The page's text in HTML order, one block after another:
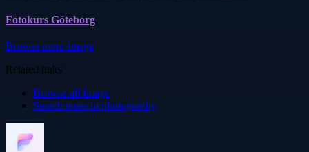
Fotokurs Göteborg
Browse more Image
Related links
Browse all Image
Search more in photography